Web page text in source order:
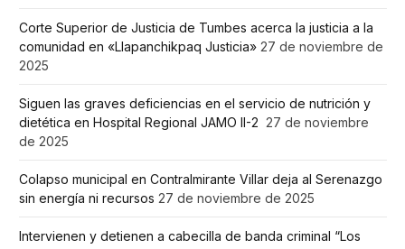
Corte Superior de Justicia de Tumbes acerca la justicia a la
comunidad en «Llapanchikpaq Justicia» 27 de noviembre de
2025
Siguen las graves deficiencias en el servicio de nutrición y
dietética en Hospital Regional JAMO II-2 27 de noviembre
de 2025
Colapso municipal en Contralmirante Villar deja al Serenazgo
sin energía ni recursos 27 de noviembre de 2025
Intervienen y detienen a cabecilla de banda criminal “Los